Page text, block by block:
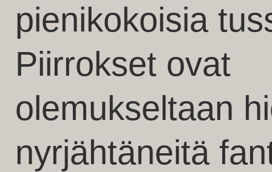
pienikokoisia
Piirrokset ovat
olemukseltaan
nyrjähtäneitä